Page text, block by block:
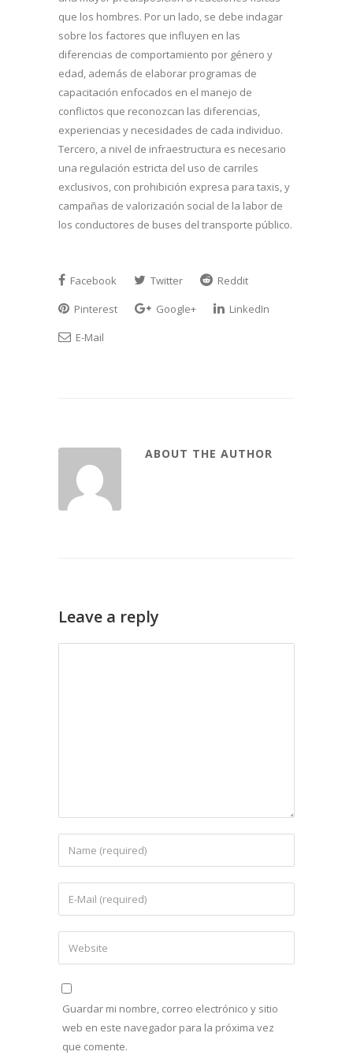
que los hombres. Por un lado, se debe indagar
sobre los factores que influyen en las
diferencias de comportamiento por género y
edad, además de elaborar programas de
capacitación enfocados en el manejo de
conflictos que reconozcan las diferencias,
experiencias y necesidades de cada individuo.
Tercero, a nivel de infraestructura es necesario
una regulación estricta del uso de carriles
exclusivos, con prohibición expresa para taxis, y
campañas de valorización social de la labor de
los conductores de buses del transporte público.
Facebook Twitter
Reddit
Pinterest
Google+
LinkedIn
E-Mail
ABOUT THE AUTHOR
Leave a reply
Guardar mi nombre, correo electrónico y sitio
web en este navegador para la próxima vez
que comente.